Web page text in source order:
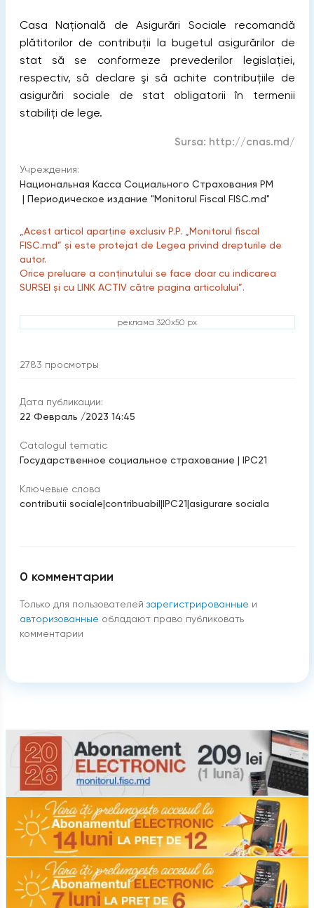
Casa Naţională de Asigurări Sociale recomandă
plătitorilor de contribuţii la bugetul asigurărilor de
stat să se conformeze prevederilor legislaţiei,
respectiv, să declare şi să achite contribuţiile de
asigurări sociale de stat obligatorii în termenii
stabiliţi de lege.
Sursa: http://cnas.md/
Учреждения:
Национальная Касса Социального Страхования РМ
| Периодическое издание "Monitorul Fiscal FISC.md"
„Acest articol aparține exclusiv P.P. „Monitorul fiscal
FISC.md” și este protejat de Legea privind drepturile de
autor.
Orice preluare a conținutului se face doar cu indicarea
SURSEI și cu LINK ACTIV către pagina articolului”.
реклама 320x50 px
2783 просмотры
Дата публикации:
22 Февраль /2023 14:45
Catalogul tematic
Государственное социальное страхование | IPC21
Ключевые слова
contributii sociale|contribuabil|IPC21|asigurare sociala
0 комментарии
Только для пользователей зарегистрированные и
авторизованные обладают право публиковать
комментарии